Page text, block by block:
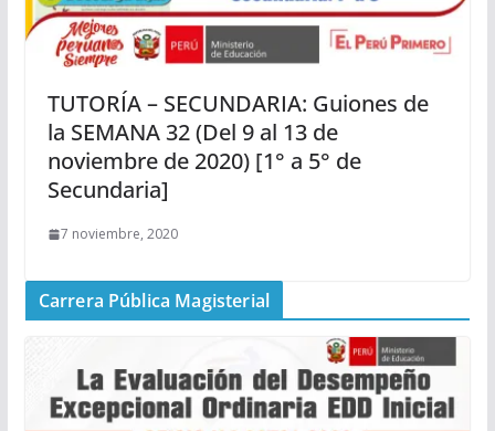
TUTORÍA – SECUNDARIA: Guiones de
la SEMANA 32 (Del 9 al 13 de
noviembre de 2020) [1° a 5° de
Secundaria]
7 noviembre, 2020
Carrera Pública Magisterial